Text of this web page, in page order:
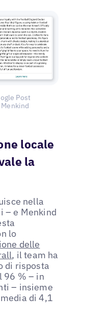
Post
locale
la
nella
– e Menkind
lo
delle
, il team ha
di risposta
96 % – in
– insieme
di 4,1